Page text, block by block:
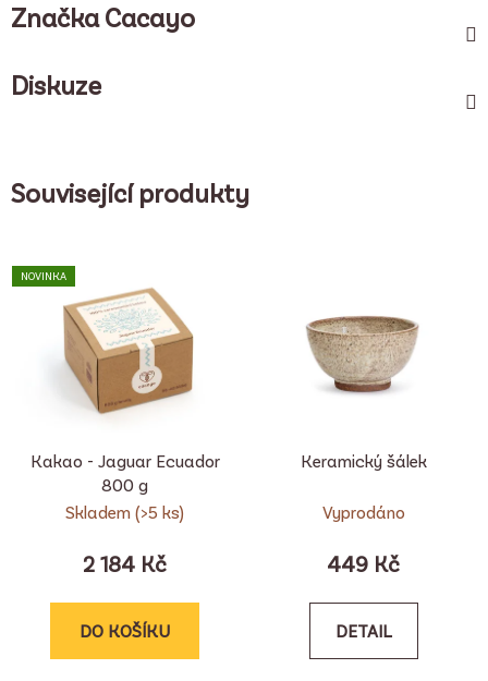
ZnačkaCacayo
Diskuze
Související produkty
NOVINKA
Kakao - Jaguar Ecuador
800 g
Skladem (>5 ks)
2 184 Kč
DO KOŠÍKU
Keramický šálek
Vyprodáno
449 Kč
DETAIL